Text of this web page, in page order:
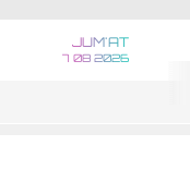
JUM'AT
7 08 2026